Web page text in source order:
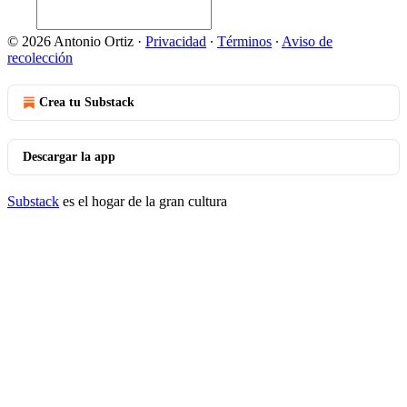
© 2026 Antonio Ortiz · Privacidad ∙ Términos ∙ Aviso de
recolección
Crea tu Substack
Descargar la app
Substack es el hogar de la gran cultura